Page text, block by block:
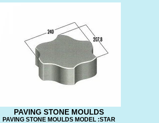
PAVING STONE MOULDS
PAVING STONE MOULDS MODEL :STAR